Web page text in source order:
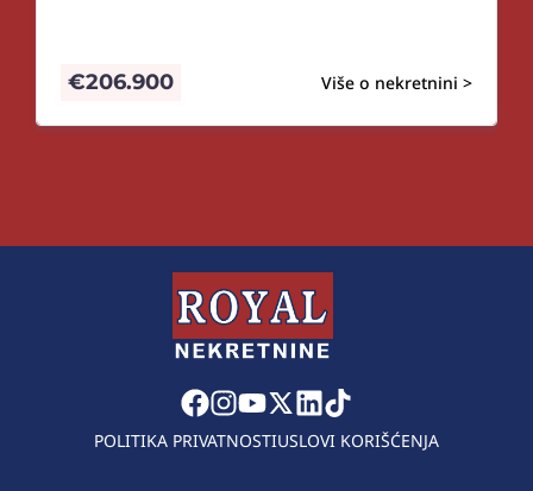
Više o nekretnini >
€206.900
POLITIKA PRIVATNOSTIUSLOVI KORIŠĆENJA